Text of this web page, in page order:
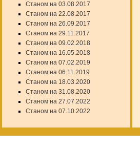
Станом на 03.08.2017
Станом на 22.08.2017
Станом на 26.09.2017
Станом на 29.11.2017
Станом на 09.02.2018
Станом на 16.05.2018
Станом на 07.02.2019
Станом на 06.11.2019
Станом на 18.03.2020
Станом на 31.08.2020
Станом на 27.07.2022
Станом на 07.10.2022